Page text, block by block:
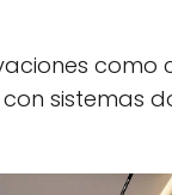
como
sistemas